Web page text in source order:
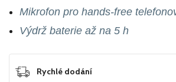
Mikrofon pro hands-free
Výdrž baterie až na 5 h
Rychlé dodání